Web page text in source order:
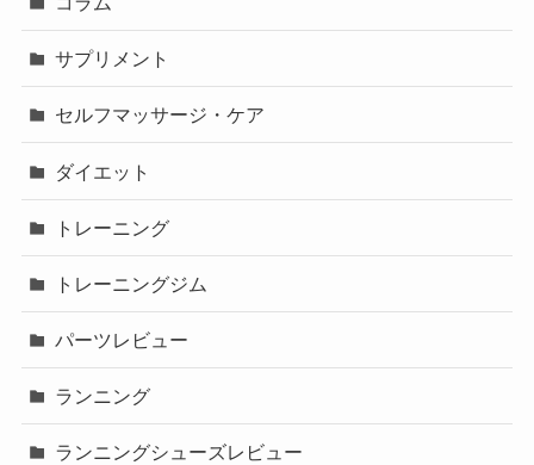
サプリメント
セルフマッサージ・ケア
ダイエット
トレーニング
トレーニングジム
パーツレビュー
ランニング
ランニングシューズレビュー